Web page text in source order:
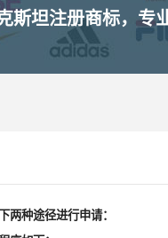
坦注册商标，专
两种途径进行申请：